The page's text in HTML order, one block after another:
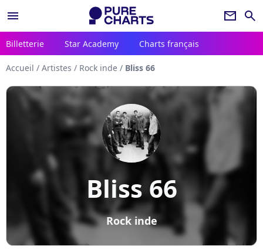
menu newsletter search
Billetterie Star Academy Charts français
Accueil / Artistes / Rock inde / Bliss 66
Bliss 66
Rock inde